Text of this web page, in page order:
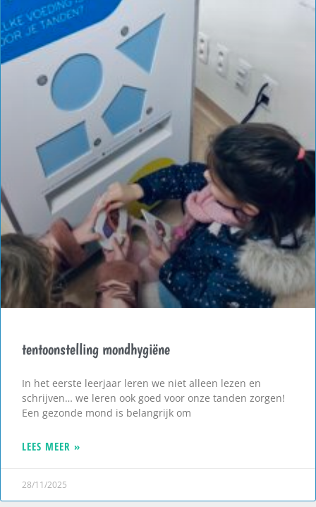
tentoonstelling mondhygiëne
In het eerste leerjaar leren we niet alleen lezen en
schrijven… we leren ook goed voor onze tanden zorgen!
Een gezonde mond is belangrijk om
LEES MEER »
28/11/2025